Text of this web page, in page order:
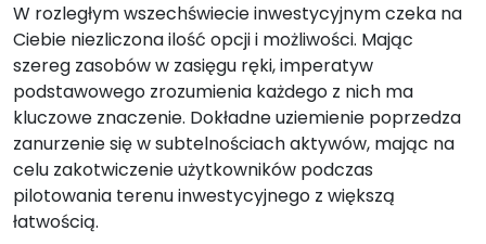
W rozległym wszechświecie inwestycyjnym czeka na
Ciebie niezliczona ilość opcji i możliwości. Mając
szereg zasobów w zasięgu ręki, imperatyw
podstawowego zrozumienia każdego z nich ma
kluczowe znaczenie. Dokładne uziemienie poprzedza
zanurzenie się w subtelnościach aktywów, mając na
celu zakotwiczenie użytkowników podczas
pilotowania terenu inwestycyjnego z większą
łatwością.